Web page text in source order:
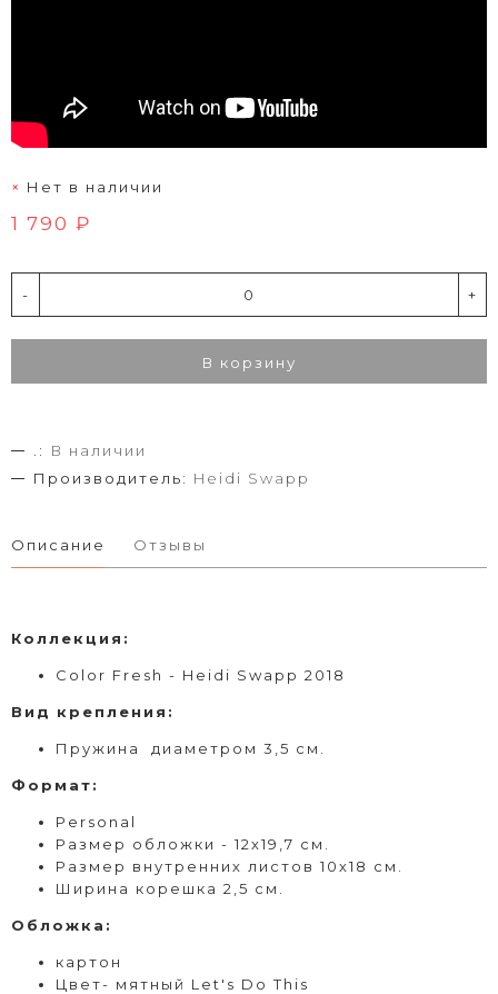
Нет в наличии
1 790 ₽
- +
В корзину
.:
В наличии
Производитель: Heidi Swapp
Описание Отзывы
Коллекция:
Color Fresh - Heidi Swapp 2018
Вид крепления :
Пружина диаметром 3,5 см.
Формат:
Personal
Размер обложки - 12х19,7 см.
Размер внутренних листов 10х18 см.
Ширина корешка 2,5 см.
Обложка:
картон
Цвет- мятный Let's Do This